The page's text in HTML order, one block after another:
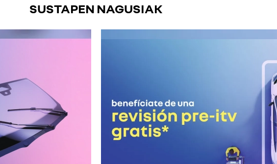
SUSTAPEN NAGUSIAK